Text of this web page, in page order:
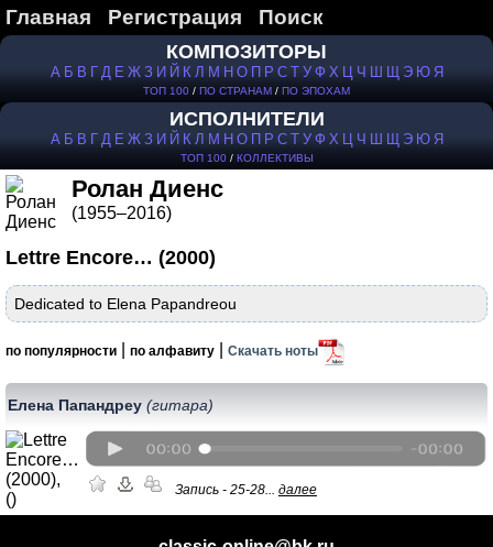
Главная Регистрация Поиск
КОМПОЗИТОРЫ
А Б В Г Д Е Ж З И Й К Л М Н О П Р С Т У Ф Х Ц Ч Ш Щ Э Ю Я
ТОП 100 / ПО СТРАНАМ / ПО ЭПОХАМ
ИСПОЛНИТЕЛИ
А Б В Г Д Е Ж З И Й К Л М Н О П Р С Т У Ф Х Ц Ч Ш Щ Э Ю Я
ТОП 100/ КОЛЛЕКТИВЫ
Ролан Диенс
(1955–2016)
Lettre Encore… (2000)
Dedicated to Elena Papandreou
по популярности по алфавиту Скачать ноты
Елена Папандреу (гитара)
Запись - 25-28... далее